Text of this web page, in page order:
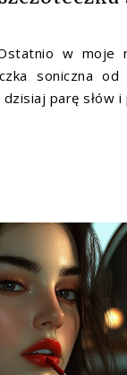
w moje
soniczna
parę słów i